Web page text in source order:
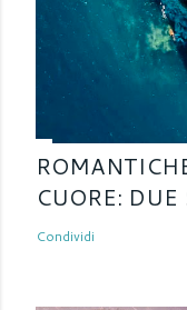
CUORE:
Condividi